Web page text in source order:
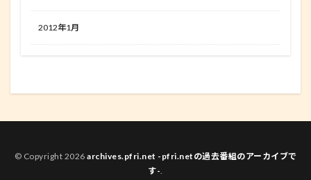
2012年1月
© Copyright 2026 archives.pfri.net -pfri.netの過去番組のアーカイブで
す-.